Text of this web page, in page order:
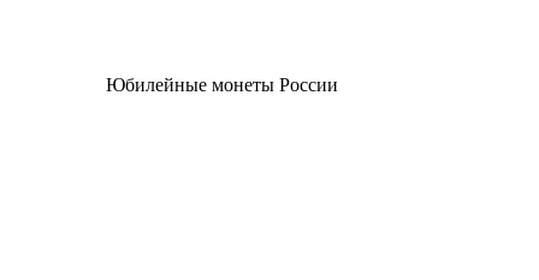
Юбилейные монеты России